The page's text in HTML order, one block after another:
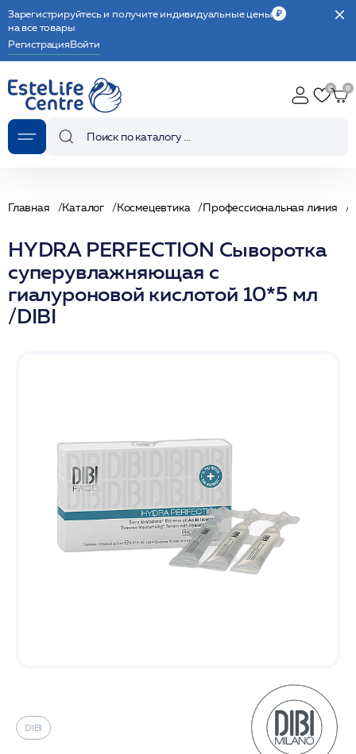
Зарегистрируйтесь и получите индивидуальные цены
на все товары
РегистрацияВойти
Главная Каталог Космецевтика Профессиональная линия
HYDRA PERFECTION Сыворотка
суперувлажняющая с
гиалуроновой кислотой 10*5 мл
/DIBI
DIBI